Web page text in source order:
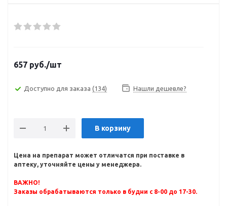
657 руб./шт
Доступно для заказа (134) Нашли дешевле?
В корзину
Цена на препарат может отличатся при поставке в
аптеку, уточняйте цены у менеджера.
ВАЖНО!
Заказы обрабатываются только в будни с 8-00 до 17-30.